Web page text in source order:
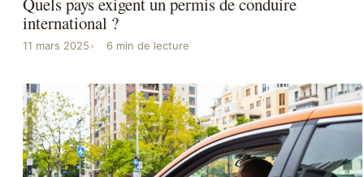
international ?
11 mars 2025 6 min de lecture